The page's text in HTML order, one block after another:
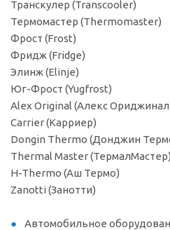
Транскулер (Transcooler)
Термомастер (Thermomaster)
Фрост (Frost)
Фридж (Fridge)
Элинж (Elinje)
Юг-Фрост (Yugfrost)
Alex Original (Алекс
Carrier (Карриер)
Dongin Thermo (Донджин
Thermal Master (ТермалМастер)
H-Thermo (Аш Термо)
Zanotti (Занотти)
Автомобильное